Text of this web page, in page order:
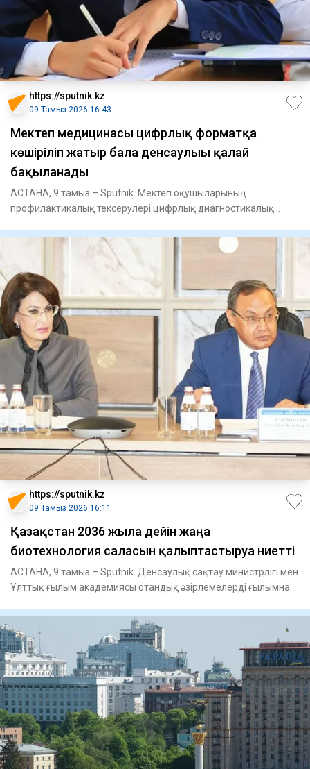
https://sputnik.kz
09 Тамыз 2026 16:43
Мектеп медицинасы цифрлық форматқа
көшіріліп жатыр бала денсаулығы қалай
бақыланады
АСТАНА, 9 тамыз – Sputnik. Мектеп оқушыларының
профилактикалық тексерулері цифрлық диагностикалық
https://sputnik.kz
09 Тамыз 2026 16:11
Қазақстан 2036 жылға дейін жаңа
биотехнология саласын қалыптастыруға ниетті
АСТАНА, 9 тамыз – Sputnik. Денсаулық сақтау министрлігі мен
Ұлттық ғылым академиясы отандық әзірлемелерді ғылымнан